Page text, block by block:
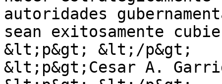
autoridades
sean exitosamente
&lt;p&gt; &lt;/p&gt;
&lt;p&gt;Cesar A.